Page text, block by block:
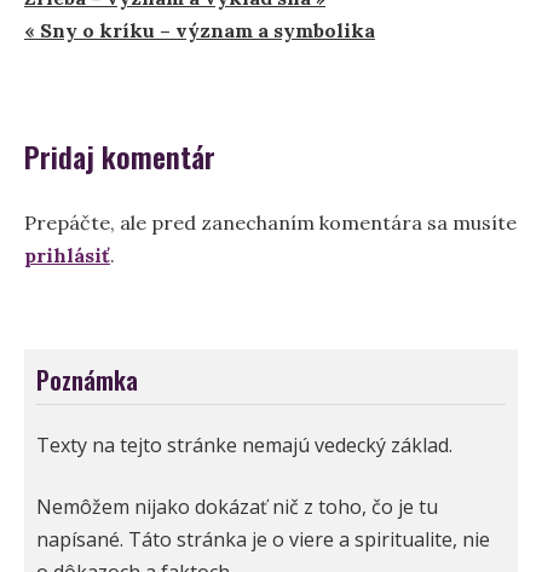
v
« Sny o kríku – význam a symbolika
Pridaj komentár
Prepáčte, ale pred zanechaním komentára sa musíte
prihlásiť.
Poznámka
Texty na tejto stránke nemajú vedecký základ.
Nemôžem nijako dokázať nič z toho, čo je tu
napísané. Táto stránka je o viere a spiritualite, nie